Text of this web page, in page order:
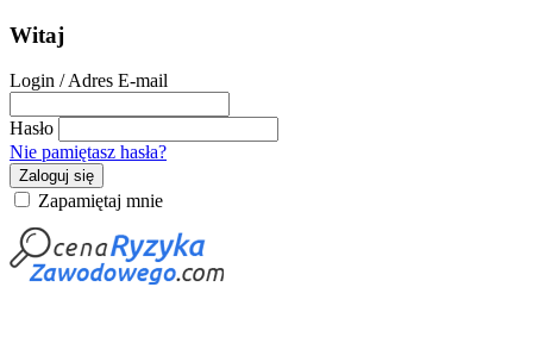
Witaj
Login / Adres E-mail
Hasło
Nie pamiętasz hasła?
Zaloguj się
Zapamiętaj mnie